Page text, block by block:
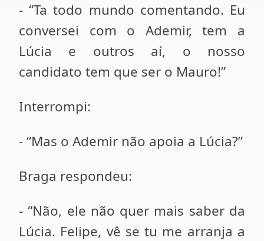
- “Ta todo mundo comentando. Eu
conversei com o Ademir, tem a
Lúcia e outros aí, o nosso
candidato tem que ser o Mauro!”
Interrompi:
- “Mas o Ademir não apoia a Lúcia?”
Braga respondeu:
- “Não, ele não quer mais saber da
Lúcia. Felipe, vê se tu me arranja a